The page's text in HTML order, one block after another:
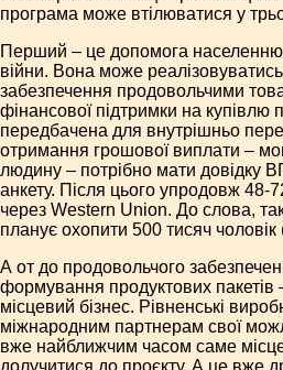
програма може втілюватися у
Перший – це допомога
війни. Вона може
забезпечення продовольчими
фінансової підтримки на купівлю
передбачена для внутрішньо
отримання грошової виплати –
людину – потрібно мати довідку
анкету. Після цього упродовж 48-
через Western Union. До слова,
планує охопити 500 тисяч
А от до продовольчого
формування продуктових пакетів
місцевий бізнес. Рівненські
міжнародним партнерам свої
вже найближчим часом саме
долучитися до проєкту. А це вже